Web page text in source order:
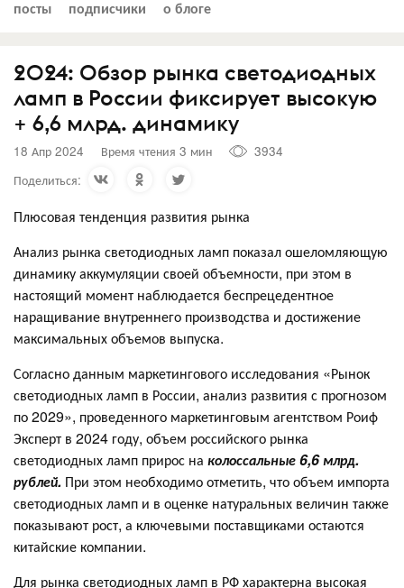
посты подписчики о блоге
2024: Обзор рынка светодиодных
ламп в России фиксирует высокую
+ 6,6 млрд. динамику
18 Апр 2024 Время чтения 3 мин
3934
Поделиться:
Плюсовая тенденция развития рынка
Анализ рынка светодиодных ламп показал ошеломляющую
динамику аккумуляции своей объемности, при этом в
настоящий момент наблюдается беспрецедентное
наращивание внутреннего производства и достижение
максимальных объемов выпуска.
Согласно данным маркетингового исследования «Рынок
светодиодных ламп в России, анализ развития с прогнозом
по 2029», проведенного маркетинговым агентством Роиф
Эксперт в 2024 году, объем российского рынка
светодиодных ламп прирос на колоссальные 6,6 млрд.
рублей. При этом необходимо отметить, что объем импорта
светодиодных ламп и в оценке натуральных величин также
показывают рост, а ключевыми поставщиками остаются
китайские компании.
Для рынка светодиодных ламп в РФ характерна высокая